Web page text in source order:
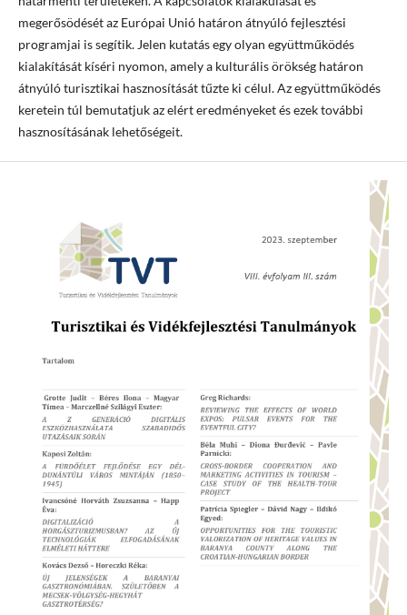
megerősödését az Európai Unió határon átnyúló fejlesztési
programjai is segítik. Jelen kutatás egy olyan együttműködés
kialakítását kíséri nyomon, amely a kulturális örökség határon
átnyúló turisztikai hasznosítását tűzte ki célul. Az együttműködés
keretein túl bemutatjuk az elért eredményeket és ezek további
hasznosításának lehetőségeit.